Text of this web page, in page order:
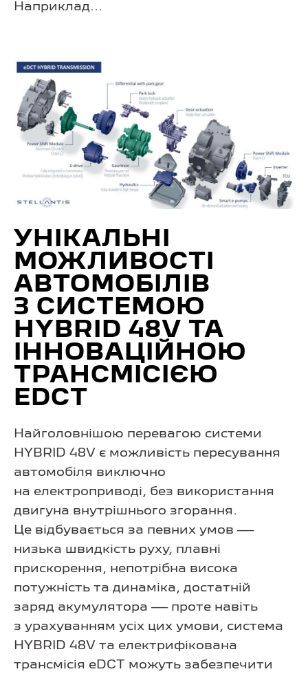
Наприклад...
УНІКАЛЬНІ
МОЖЛИВОСТІ
АВТОМОБІЛІВ
З СИСТЕМОЮ
HYBRID 48V ТА
ІННОВАЦІЙНОЮ
ТРАНСМІСІЄЮ
EDCT
Найголовнішою перевагою системи
HYBRID 48V є можливість пересування
автомобіля виключно
на електроприводі, без використання
двигуна внутрішнього згорання.
Це відбувається за певних умов —
низька швидкість руху, плавні
прискорення, непотрібна висока
потужність та динаміка, достатній
заряд акумулятора — проте навіть
з урахуванням усіх цих умови, система
HYBRID 48V та електрифікована
трансмісія eDCT можуть забезпечити